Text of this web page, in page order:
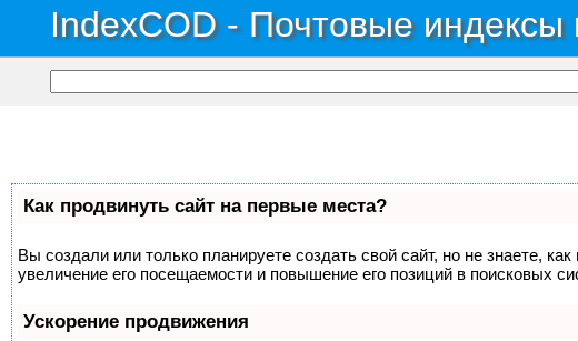
IndexCOD - Почтовые индексы
Как продвинуть сайт на первые места?
Вы создали или только планируете создать свой сайт, но не знаете,
увеличение его посещаемости и повышение его позиций в поисковых
Ускорение продвижения